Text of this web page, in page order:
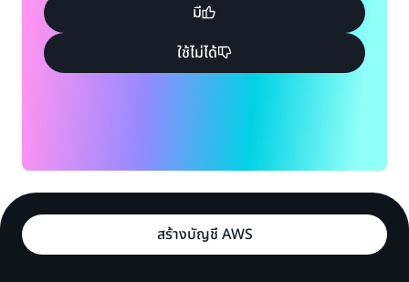
มี
ใช้ไม่ได้
สร้างบัญชี AWS